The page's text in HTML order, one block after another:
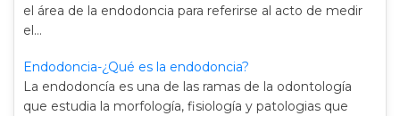
el área de la endodoncia para referirse al acto de medir
el…
Endodoncia-¿Qué es la endodoncia?
La endodoncía es una de las ramas de la odontología
que estudia la morfología, fisiología y patologias que